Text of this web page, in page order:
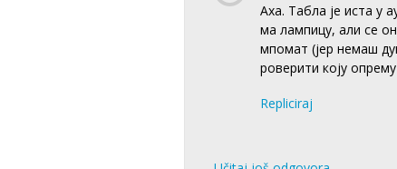
Аха. Табла је иста у
ма лампицу, али се
мпомат (јер немаш
роверити коју
Repliciraj